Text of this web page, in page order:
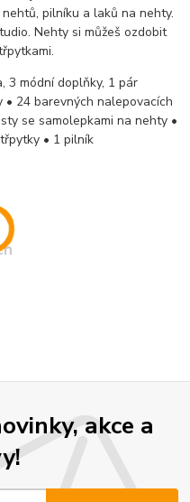
pilníku a laků na nehty.
Nehty si můžeš ozdobit
3 módní doplňky, 1 pár
24 barevných nalepovacích
se samolepkami na nehty •
• 1 pilník
akce a